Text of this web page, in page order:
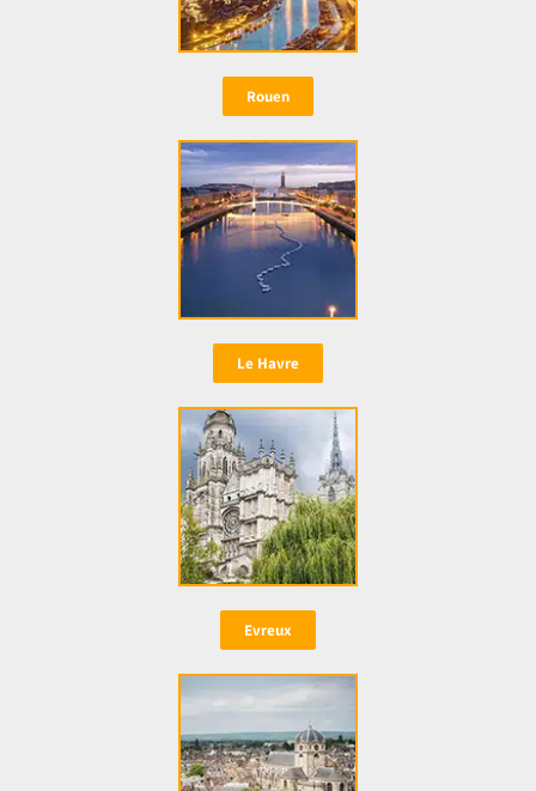
Rouen
Le Havre
Evreux